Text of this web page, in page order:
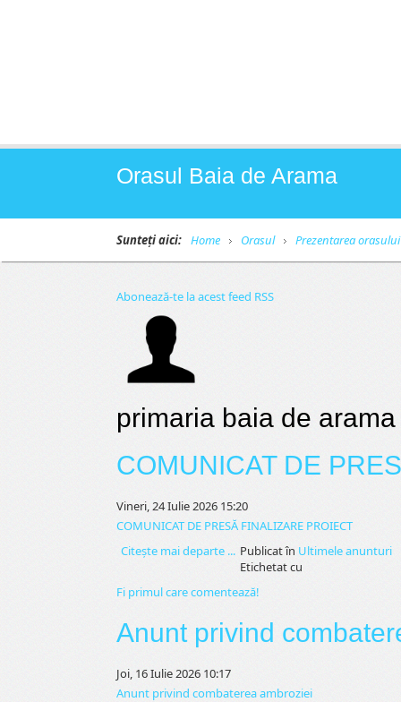
Orasul Baia de Arama
Sunteți aici: Home Orasul Prezentarea orasului
Abonează-te la acest feed RSS
primaria baia de arama
COMUNICAT DE
Vineri, 24 Iulie 2026 15:20
COMUNICAT DE PRESĂ FINALIZARE PROIECT
Citeşte mai departe ... Publicat în Ultimele anunturi
Etichetat cu
Fi primul care comentează!
Anunt privind
Joi, 16 Iulie 2026 10:17
Anunt privind combaterea ambroziei